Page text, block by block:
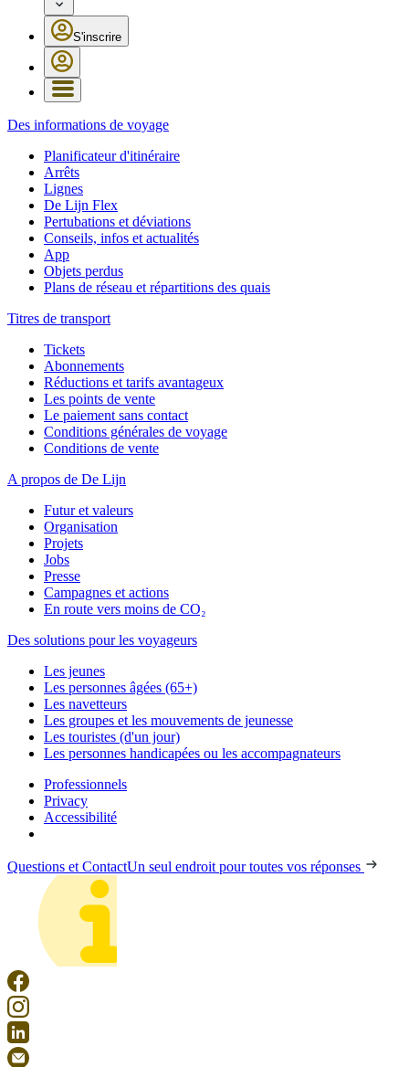
S'inscrire
Des informations de voyage
Planificateur d'itinéraire
Arrêts
Lignes
De Lijn Flex
Pertubations et déviations
Conseils, infos et actualités
App
Objets perdus
Plans de réseau et répartitions des quais
Titres de transport
Tickets
Abonnements
Réductions et tarifs avantageux
Les points de vente
Le paiement sans contact
Conditions générales de voyage
Conditions de vente
A propos de De Lijn
Futur et valeurs
Organisation
Projets
Jobs
Presse
Campagnes et actions
En route vers moins de CO₂
Des solutions pour les voyageurs
Les jeunes
Les personnes âgées (65+)
Les navetteurs
Les groupes et les mouvements de jeunesse
Les touristes (d'un jour)
Les personnes handicapées ou les accompagnateurs
Professionnels
Privacy
Accessibilité
Questions et ContactUn seul endroit pour toutes vos réponses